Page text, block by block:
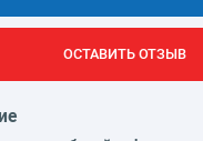
ОСТАВИТЬ ОТЗЫВ